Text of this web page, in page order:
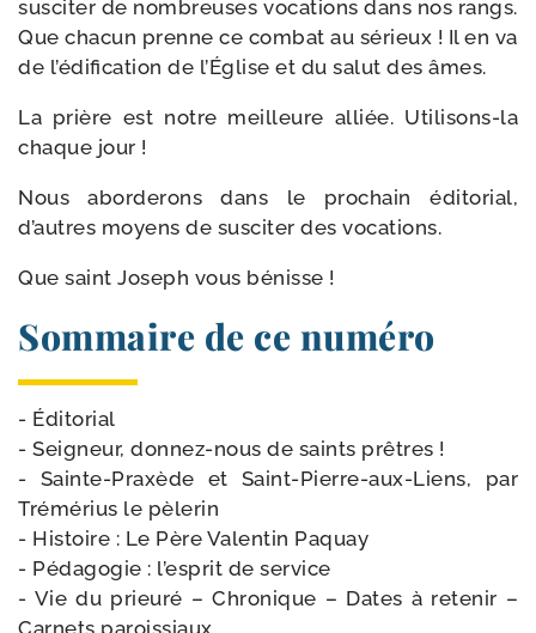
sus­ci­ter de nom­breuses voca­tions dans nos rangs.
Que cha­cun prenne ce com­bat au sérieux ! Il en va
de l’édification de l’Église et du salut des âmes.
La prière est notre meilleure alliée. Utilisons-​la
chaque jour !
Nous abor­de­rons dans le pro­chain édi­to­rial,
d’autres moyens de sus­ci­ter des vocations.
Que saint Joseph vous bénisse !
Sommaire de ce numéro
- Éditorial
- Seigneur, donnez-​nous de saints prêtres !
- Sainte-​Praxède et Saint-​Pierre-​aux-​Liens, par
Trémérius le pèle­rin
- Histoire : Le Père Valentin Paquay
- Pédagogie : l’es­prit de ser­vice
- Vie du prieu­ré – Chronique – Dates à rete­nir –
Carnets paroissiaux